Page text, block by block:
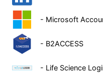
- Microsoft
- B2ACCESS
- Life Science